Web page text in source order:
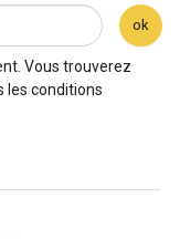
ok
Vous trouverez
les conditions